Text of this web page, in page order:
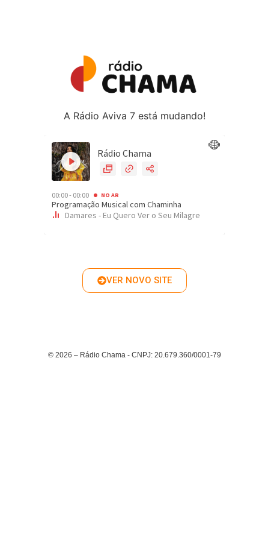
A Rádio Aviva 7 está mudando!
VER NOVO SITE
© 2026 – Rádio Chama - CNPJ: 20.679.360/0001-79